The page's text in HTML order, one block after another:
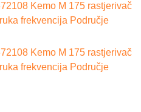
Kemo M 175 rastjerivač
frekvencija Područje
Kemo M 175 rastjerivač
frekvencija Područje